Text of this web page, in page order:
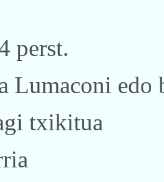
perst.
Lumaconi
txikitua